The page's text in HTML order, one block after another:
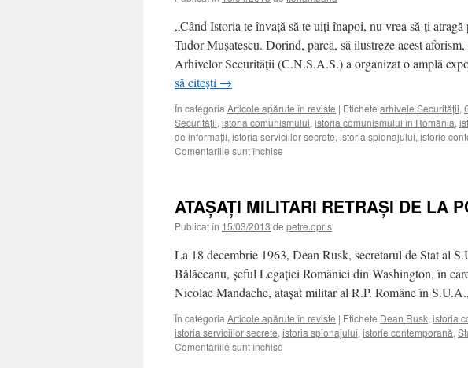
„Când Istoria te învaţă să te uiţi înapoi, nu vrea să-ţi
Tudor Muşatescu. Dorind, parcă, să ilustreze acest
Arhivelor Securităţii (C.N.S.A.S.) a organizat o amplă
să citești →
În categoria Articole apărute în reviste | Etichete arhivele Securităţii,
Securităţii, istoria comunismului, istoria comunismului în România,
de informaţii, istoria serviciilor secrete, istoria spionajului, istorie
Comentariile sunt închise
AL
DICTATURII
ATAŞAŢI MILITARI RETRAŞI DE LA
Publicat în 15/03/2013 de petre.opris
La 18 decembrie 1963, Dean Rusk, secretarul de Stat al
Bălăceanu, şeful Legaţiei României din Washington, în
Nicolae Mandache, ataşat militar al R.P. Române în
În categoria Articole apărute în reviste | Etichete Dean Rusk, istoria
istoria serviciilor secrete, istoria spionajului, istorie contemporană,
Comentariile sunt închise